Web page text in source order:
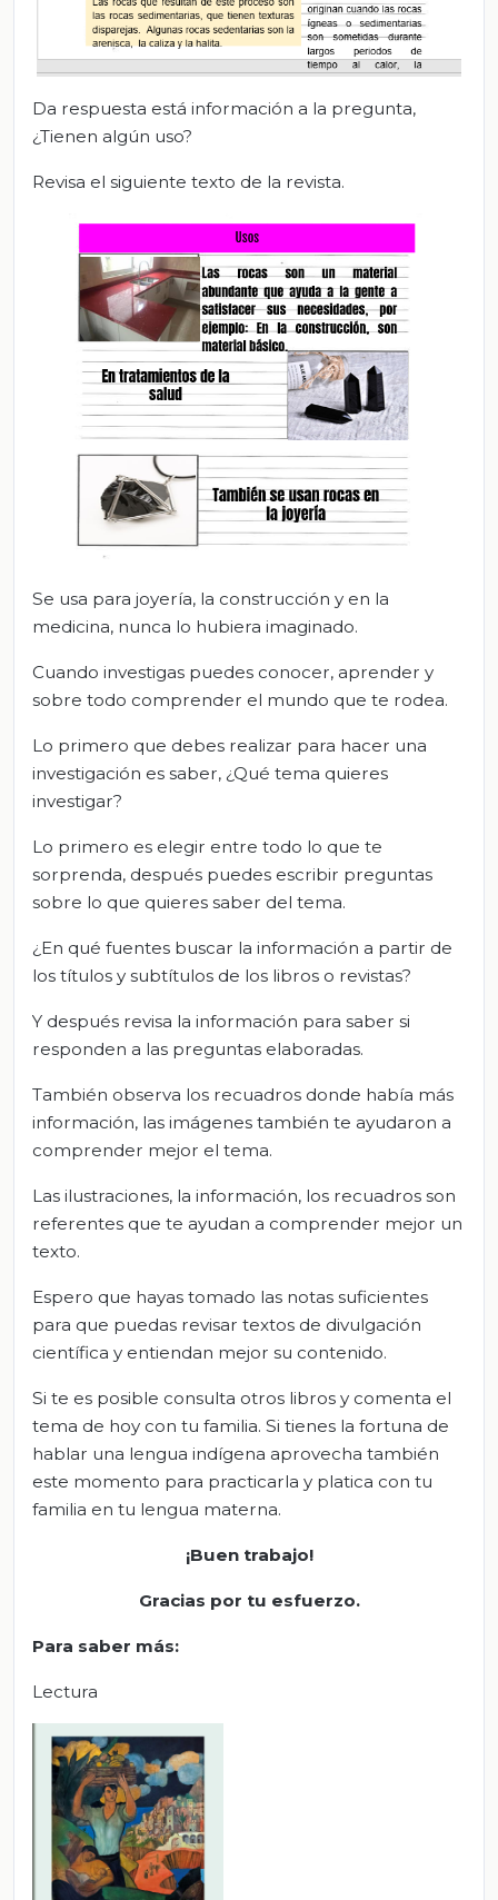
Da respuesta está información a la pregunta,
¿Tienen algún uso?
Revisa el siguiente texto de la revista.
Se usa para joyería, la construcción y en la
medicina, nunca lo hubiera imaginado.
Cuando investigas puedes conocer, aprender y
sobre todo comprender el mundo que te rodea.
Lo primero que debes realizar para hacer una
investigación es saber, ¿Qué tema quieres
investigar?
Lo primero es elegir entre todo lo que te
sorprenda, después puedes escribir preguntas
sobre lo que quieres saber del tema.
¿En qué fuentes buscar la información a partir de
los títulos y subtítulos de los libros o revistas?
Y después revisa la información para saber si
responden a las preguntas elaboradas.
También observa los recuadros donde había más
información, las imágenes también te ayudaron a
comprender mejor el tema.
Las ilustraciones, la información, los recuadros son
referentes que te ayudan a comprender mejor un
texto.
Espero que hayas tomado las notas suficientes
para que puedas revisar textos de divulgación
científica y entiendan mejor su contenido.
Si te es posible consulta otros libros y comenta el
tema de hoy con tu familia. Si tienes la fortuna de
hablar una lengua indígena aprovecha también
este momento para practicarla y platica con tu
familia en tu lengua materna.
¡Buen trabajo!
Gracias por tu esfuerzo.
Para saber más:
Lectura